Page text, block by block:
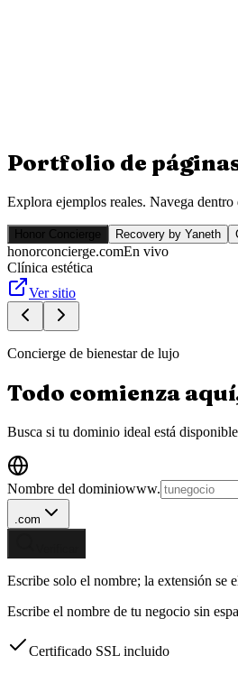
Portfolio de
Explora ejemplos reales. Navega dentro
Honor Concierge Recovery by Yaneth
honorconcierge.comEn vivo
Clínica estética
Ver sitio
Concierge de bienestar de lujo
Todo comienza
Busca si tu dominio ideal está
Nombre del dominiowww.
.com
Escribe solo el nombre; la extensión se
Escribe el nombre de tu negocio sin
Certificado SSL incluido